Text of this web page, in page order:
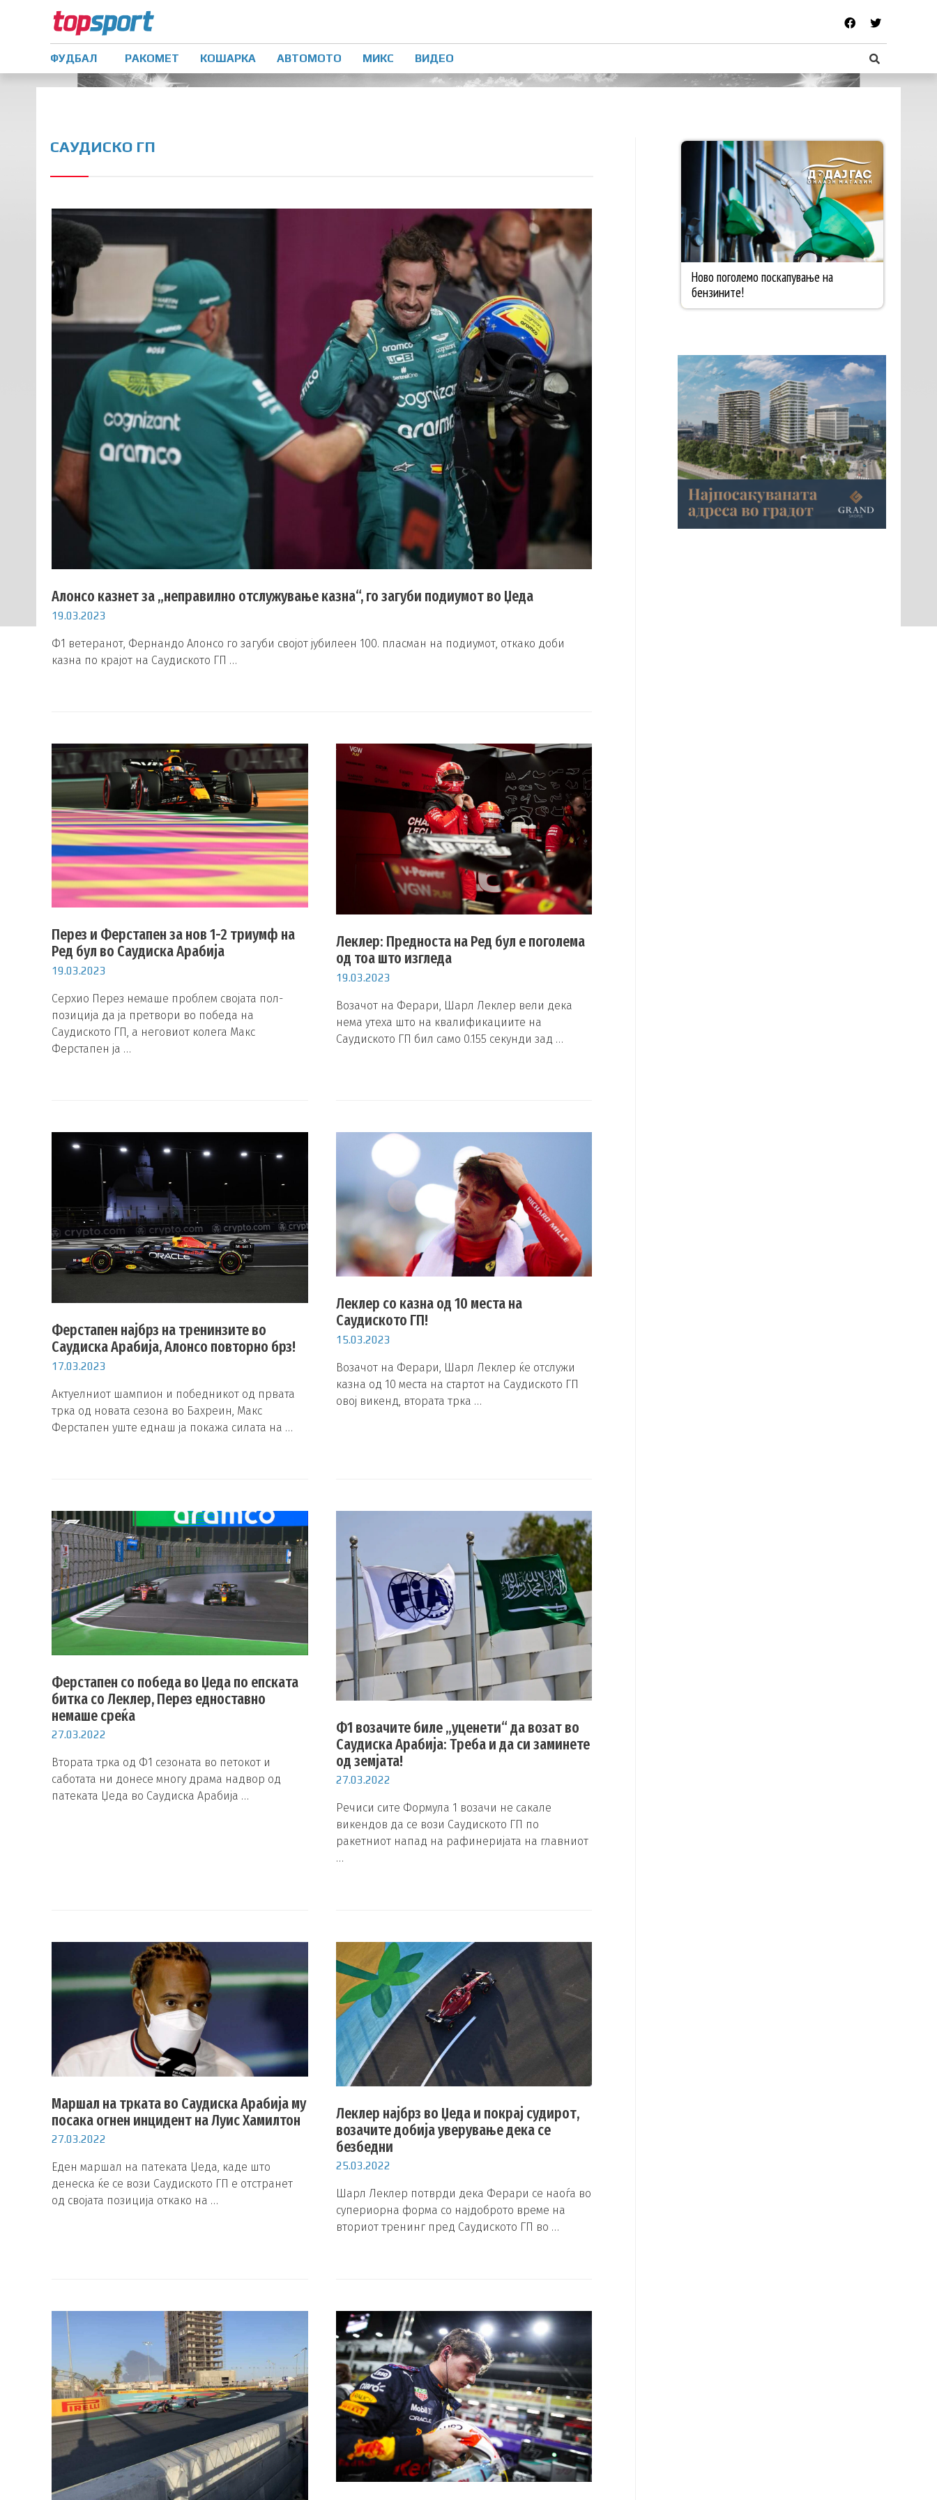
ФУДБАЛ РАКОМЕТ КОШАРКА АВТОМОТО МИКС ВИДЕО
САУДИСКО ГП
Алонсо казнет за „неправилно отслужување казна“, го загуби подиумот во Џеда
19.03.2023
Ф1 ветеранот, Фернандо Алонсо го загуби својот јубилеен 100. пласман на подиумот, откако доби
казна по крајот на Саудиското ГП …
Перез и Ферстапен за нов 1-2 триумф на
Ред бул во Саудиска Арабија
19.03.2023
Серхио Перез немаше проблем својата пол-
позиција да ја претвори во победа на
Саудиското ГП, а неговиот колега Макс
Ферстапен ја …
Леклер: Предноста на Ред бул е поголема
од тоа што изгледа
19.03.2023
Возачот на Ферари, Шарл Леклер вели дека
нема утеха што на квалификациите на
Саудиското ГП бил само 0.155 секунди зад …
Ферстапен најбрз на тренинзите во
Саудиска Арабија, Алонсо повторно брз!
17.03.2023
Актуелниот шампион и победникот од првата
трка од новата сезона во Бахреин, Макс
Ферстапен уште еднаш ја покажа силата на …
Леклер со казна од 10 места на
Саудиското ГП!
15.03.2023
Возачот на Ферари, Шарл Леклер ќе отслужи
казна од 10 места на стартот на Саудиското ГП
овој викенд, втората трка …
Ферстапен со победа во Џеда по епската
битка со Леклер, Перез едноставно
немаше среќа
27.03.2022
Втората трка од Ф1 сезоната во петокот и
саботата ни донесе многу драма надвор од
патеката Џеда во Саудиска Арабија …
Ф1 возачите биле „уценети“ да возат во
Саудиска Арабија: Треба и да си заминете
од земјата!
27.03.2022
Речиси сите Формула 1 возачи не сакале
викендов да се вози Саудиското ГП по
ракетниот напад на рафинеријата на главниот
…
Маршал на трката во Саудиска Арабија му
посака огнен инцидент на Луис Хамилтон
27.03.2022
Еден маршал на патеката Џеда, каде што
денеска ќе се вози Саудиското ГП е отстранет
од својата позиција откако на …
Леклер најбрз во Џеда и покрај судирот,
возачите добија уверување дека се
безбедни
25.03.2022
Шарл Леклер потврди дека Ферари се наоѓа во
супериорна форма со најдоброто време на
вториот тренинг пред Саудиското ГП во …